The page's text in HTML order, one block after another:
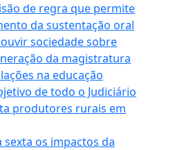
de regra que permite
da sustentação oral
sociedade sobre
da magistratura
na educação
de todo o Judiciário
produtores rurais em
os impactos da